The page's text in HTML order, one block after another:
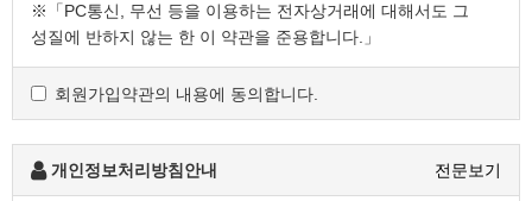
※「PC통신, 무선 등을 이용하는 전자상거래에 대해서도 그
성질에 반하지 않는 한 이 약관을 준용합니다.」
제2조 정의
을 이용자에게 제공하기 위하여 컴퓨터등 정보통신설비를
회원가입약관의 내용에 동의합니다.
전문보기
개인정보처리방침안내